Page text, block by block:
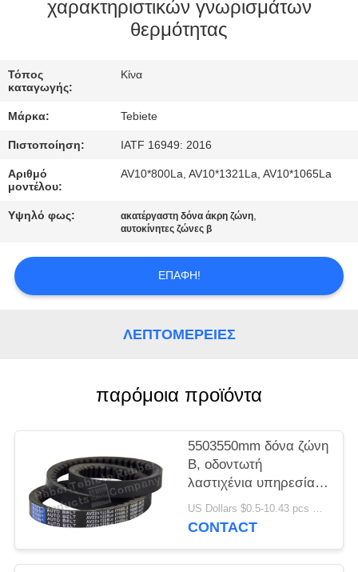
ΈΛΕΓΧΟΣ
ΕΛΆΤΕ
ΣΕ
ΕΠΑΦΉ
ΕΙΔΉΣΕΙΣ
ΠΕΡΙΠΤΏΣΕΙΣ
χαρακτηριστικών γνωρισμάτων
θερμότητας
Τόπος
καταγωγής:
Κίνα
Μάρκα: Tebiete
Πιστοποίηση: IATF 16949: 2016
Αριθμό
μοντέλου:
AV10*800La, AV10*1321La, AV10*1065La
Υψηλό φως: ακατέργαστη δόνα άκρη ζώνη,
αυτοκίνητες ζώνες β
ΕΠΑΦΉ!
ΛΕΠΤΟΜΈΡΕΙΕΣ
παρόμοια προϊόντα
5503550mm δόνα ζώνη
Β, οδοντωτή
λαστιχένια υπηρεσία
cOem ζωνών Drive
US Dollars $0.5-10.43 pcs MOQ:50 Τεμάχια
CONTACT